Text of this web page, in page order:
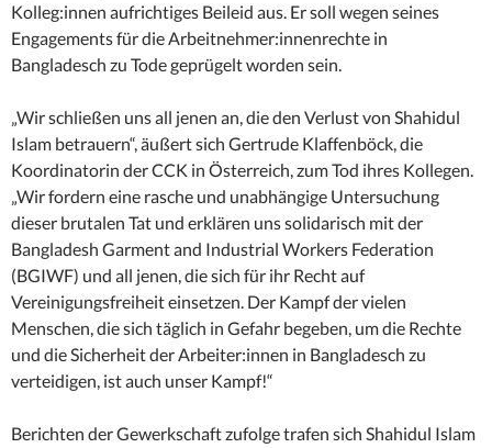
Kolleg:innen aufrichtiges Beileid aus. Er soll wegen seines
Engagements für die Arbeitnehmer:innenrechte in
Bangladesch zu Tode geprügelt worden sein.
„Wir schließen uns all jenen an, die den Verlust von Shahidul
Islam betrauern“, äußert sich Gertrude Klaffenböck, die
Koordinatorin der CCK in Österreich, zum Tod ihres Kollegen.
„Wir fordern eine rasche und unabhängige Untersuchung
dieser brutalen Tat und erklären uns solidarisch mit der
Bangladesh Garment and Industrial Workers Federation
(BGIWF) und all jenen, die sich für ihr Recht auf
Vereinigungsfreiheit einsetzen. Der Kampf der vielen
Menschen, die sich täglich in Gefahr begeben, um die Rechte
und die Sicherheit der Arbeiter:innen in Bangladesch zu
verteidigen, ist auch unser Kampf!“
Berichten der Gewerkschaft zufolge trafen sich Shahidul Islam